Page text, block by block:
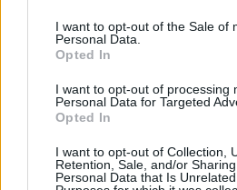
I want to opt-out of the Sale of
Personal Data.
Opted In
I want to opt-out of processing
Personal Data for Targeted
Opted In
I want to opt-out of Collection,
Retention, Sale, and/or
Personal Data that Is
αναβάθμιση
Πάρου
Υποβλήθηκε